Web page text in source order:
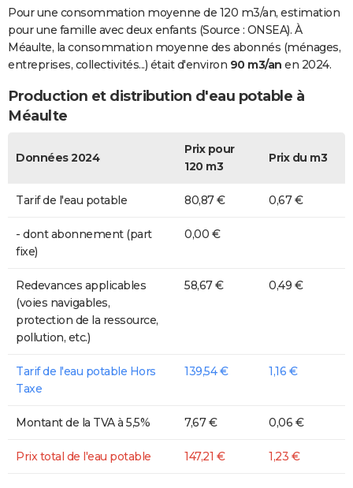
Pour une consommation moyenne de 120 m3/an, estimation
pour une famille avec deux enfants (Source : ONSEA). À
Méaulte, la consommation moyenne des abonnés (ménages,
entreprises, collectivités...) était d'environ 90 m3/an en 2024.
Production et distribution d'eau potable à
Méaulte
Données 2024
Prix pour
120 m3
Prix du m3
Tarif de l'eau potable 80,87 € 0,67 €
- dont abonnement (part
fixe)
0,00 €
Redevances applicables
(voies navigables,
protection de la ressource,
pollution, etc.)
58,67 € 0,49 €
Tarif de l'eau potable Hors
Taxe
139,54 € 1,16 €
Montant de la TVA à 5,5% 7,67 € 0,06 €
Prix total de l'eau potable 147,21 € 1,23 €